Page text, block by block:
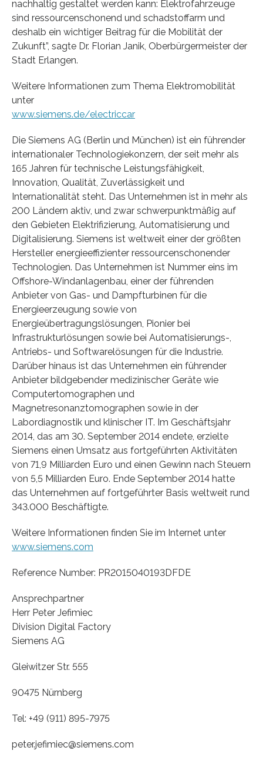
nachhaltig gestaltet werden kann: Elektrofahrzeuge
sind ressourcenschonend und schadstoffarm und
deshalb ein wichtiger Beitrag für die Mobilität der
Zukunft”, sagte Dr. Florian Janik, Oberbürgermeister der
Stadt Erlangen.
Weitere Informationen zum Thema Elektromobilität
unter
www.siemens.de/electriccar
Die Siemens AG (Berlin und München) ist ein führender
internationaler Technologiekonzern, der seit mehr als
165 Jahren für technische Leistungsfähigkeit,
Innovation, Qualität, Zuverlässigkeit und
Internationalität steht. Das Unternehmen ist in mehr als
200 Ländern aktiv, und zwar schwerpunktmäßig auf
den Gebieten Elektrifizierung, Automatisierung und
Digitalisierung. Siemens ist weltweit einer der größten
Hersteller energieeffizienter ressourcenschonender
Technologien. Das Unternehmen ist Nummer eins im
Offshore-Windanlagenbau, einer der führenden
Anbieter von Gas- und Dampfturbinen für die
Energieerzeugung sowie von
Energieübertragungslösungen, Pionier bei
Infrastrukturlösungen sowie bei Automatisierungs-,
Antriebs- und Softwarelösungen für die Industrie.
Darüber hinaus ist das Unternehmen ein führender
Anbieter bildgebender medizinischer Geräte wie
Computertomographen und
Magnetresonanztomographen sowie in der
Labordiagnostik und klinischer IT. Im Geschäftsjahr
2014, das am 30. September 2014 endete, erzielte
Siemens einen Umsatz aus fortgeführten Aktivitäten
von 71,9 Milliarden Euro und einen Gewinn nach Steuern
von 5,5 Milliarden Euro. Ende September 2014 hatte
das Unternehmen auf fortgeführter Basis weltweit rund
343.000 Beschäftigte.
Weitere Informationen finden Sie im Internet unter
www.siemens.com
Reference Number: PR2015040193DFDE
Ansprechpartner
Herr Peter Jefimiec
Division Digital Factory
Siemens AG
Gleiwitzer Str. 555
90475 Nürnberg
Tel: +49 (911) 895-7975
peter.jefimiec​@siemens.com